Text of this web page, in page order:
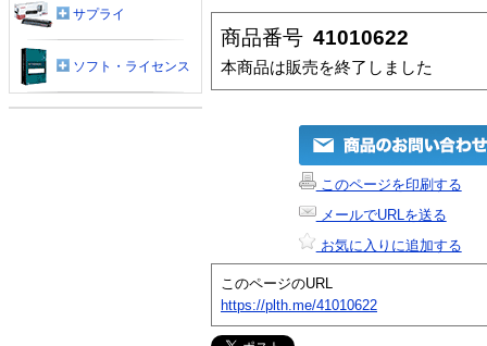
商品番号 41010622
本商品は販売を終了しました
このページを印刷する
メールでURLを送る
お気に入りに追加する
このページのURL
https://plth.me/41010622
サプライ
ソフト・ライセンス